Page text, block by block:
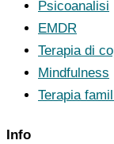
Psicoanalisi
EMDR
Terapia di
Mindfulness
Terapia
Info